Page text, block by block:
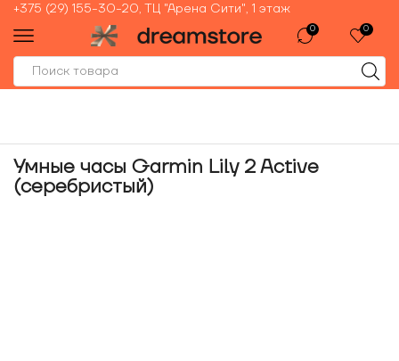
+375 (29) 155-30-20, ТЦ "Арена Сити", 1 этаж
0 0
Умные часы Garmin Lily 2 Active
(серебристый)